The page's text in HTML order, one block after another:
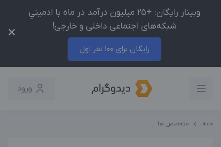
وبینار رایگان: +25 میلیون درآمد در ماه با ادمینیِ
شبکه‌های اجتماعی داخلی و خارجی!
رایگان برای 100 نفر اول
×
ورود
خانه متخصص ها